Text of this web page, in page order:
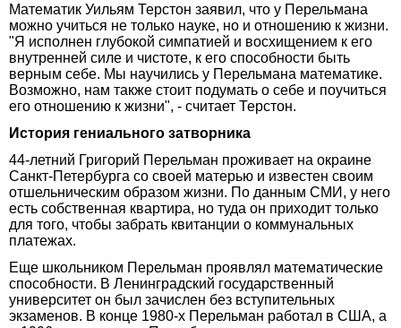
Математик Уильям Терстон заявил, что у Перельмана
можно учиться не только науке, но и отношению к жизни.
"Я исполнен глубокой симпатией и восхищением к его
внутренней силе и чистоте, к его способности быть
верным себе. Мы научились у Перельмана математике.
Возможно, нам также стоит подумать о себе и поучиться
его отношению к жизни", - считает Терстон.
История гениального затворника
44-летний Григорий Перельман проживает на окраине
Санкт-Петербурга со своей матерью и известен своим
отшельническим образом жизни. По данным СМИ, у него
есть собственная квартира, но туда он приходит только
для того, чтобы забрать квитанции о коммунальных
платежах.
Еще школьником Перельман проявлял математические
способности. В Ленинградский государственный
университет он был зачислен без вступительных
экзаменов. В конце 1980-х Перельман работал в США, а